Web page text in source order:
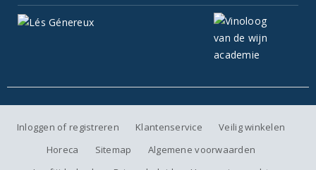
Inloggen of registreren Klantenservice
Veilig winkelen
Horeca
Sitemap
Algemene voorwaarden